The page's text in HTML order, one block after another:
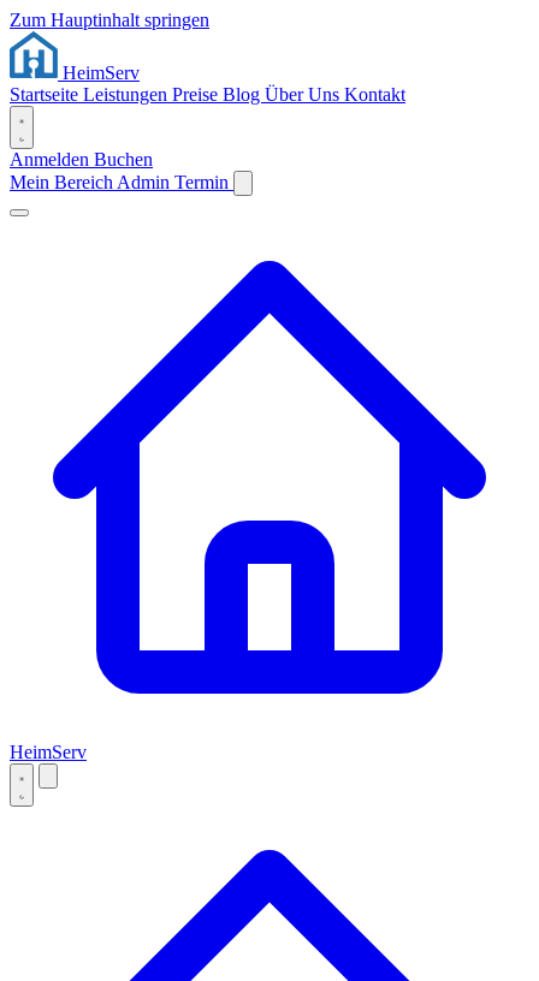
Zum Hauptinhalt springen
HeimServ
Startseite Leistungen Preise Blog Über Uns Kontakt
Anmelden Buchen
Mein Bereich Admin Termin
HeimServ